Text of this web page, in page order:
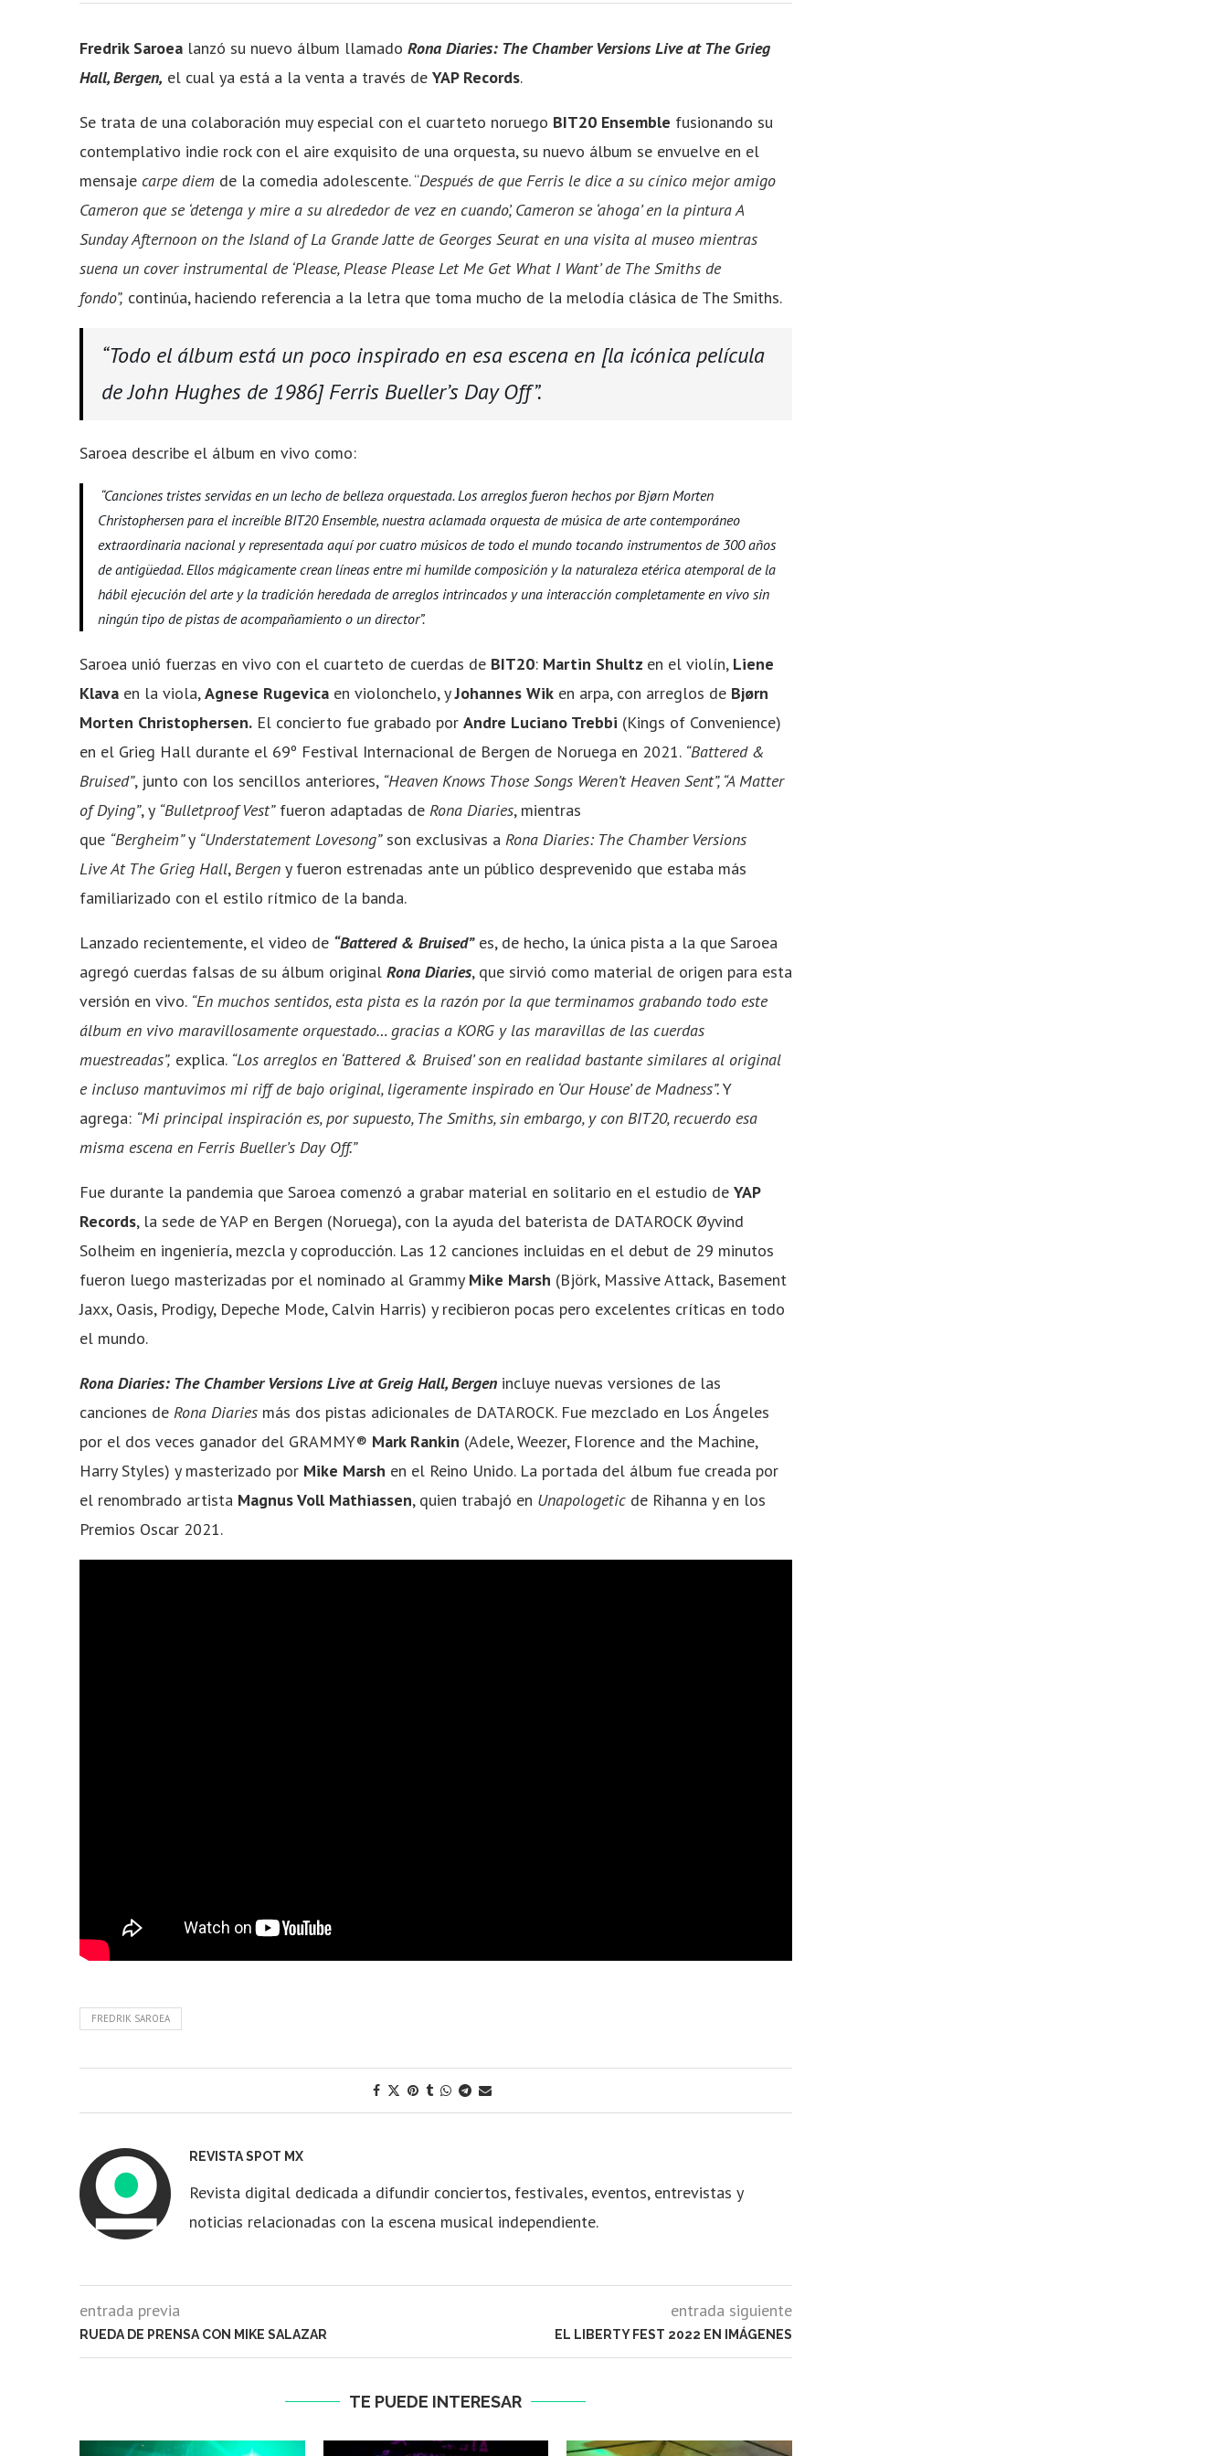
Fredrik Saroea lanzó su nuevo álbum llamado Rona Diaries: The Chamber Versions Live at The Grieg
Hall, Bergen, el cual ya está a la venta a través de YAP Records.
Se trata de una colaboración muy especial con el cuarteto noruego BIT20 Ensemble fusionando su
contemplativo indie rock con el aire exquisito de una orquesta, su nuevo álbum se envuelve en el
mensaje carpe diem de la comedia adolescente. “Después de que Ferris le dice a su cínico mejor amigo
Cameron que se ‘detenga y mire a su alrededor de vez en cuando’, Cameron se ‘ahoga’ en la pintura A
Sunday Afternoon on the Island of La Grande Jatte de Georges Seurat en una visita al museo mientras
suena un cover instrumental de ‘Please, Please Please Let Me Get What I Want’ de The Smiths de
fondo”, continúa, haciendo referencia a la letra que toma mucho de la melodía clásica de The Smiths.
“Todo el álbum está un poco inspirado en esa escena en [la icónica película
de John Hughes de 1986] Ferris Bueller’s Day Off”.
Saroea describe el álbum en vivo como:
“Canciones tristes servidas en un lecho de belleza orquestada. Los arreglos fueron hechos por Bjørn Morten
Christophersen para el increíble BIT20 Ensemble, nuestra aclamada orquesta de música de arte contemporáneo
extraordinaria nacional y representada aquí por cuatro músicos de todo el mundo tocando instrumentos de 300 años
de antigüedad. Ellos mágicamente crean líneas entre mi humilde composición y la naturaleza etérica atemporal de la
hábil ejecución del arte y la tradición heredada de arreglos intrincados y una interacción completamente en vivo sin
ningún tipo de pistas de acompañamiento o un director”.
Saroea unió fuerzas en vivo con el cuarteto de cuerdas de BIT20: Martin Shultz en el violín, Liene
Klava en la viola,Agnese Rugevica en violonchelo, yJohannes Wik en arpa, con arreglos de Bjørn
Morten Christophersen. El concierto fue grabado por Andre Luciano Trebbi (Kings of Convenience)
en el Grieg Hall durante el 69º Festival Internacional de Bergen de Noruega en 2021. “Battered &
Bruised”, junto con los sencillos anteriores, “Heaven Knows Those Songs Weren’t Heaven Sent”, “A Matter
of Dying”, y “Bulletproof Vest”fueron adaptadas de Rona Diaries, mientras
que “Bergheim”y “Understatement Lovesong”son exclusivas a Rona Diaries: The Chamber Versions
Live At The Grieg Hall,Bergen y fueron estrenadas ante un público desprevenido que estaba más
familiarizado con el estilo rítmico de la banda.
Lanzado recientemente, el video de “Battered & Bruised”es, de hecho, la única pista a la que Saroea
agregó cuerdas falsas de su álbum original Rona Diaries, que sirvió como material de origen para esta
versión en vivo. “En muchos sentidos, esta pista es la razón por la que terminamos grabando todo este
álbum en vivo maravillosamente orquestado… gracias a KORG y las maravillas de las cuerdas
muestreadas”, explica. “Los arreglos en ‘Battered & Bruised’ son en realidad bastante similares al original
e incluso mantuvimos mi riff de bajo original, ligeramente inspirado en ‘Our House’ de Madness”.Y
agrega: “Mi principal inspiración es, por supuesto, The Smiths, sin embargo, y con BIT20, recuerdo esa
misma escena en Ferris Bueller’s Day Off.”
Fue durante la pandemia que Saroea comenzó a grabar material en solitario en el estudio de YAP
Records, la sede de YAP en Bergen (Noruega), con la ayuda del baterista de DATAROCK Øyvind
Solheim en ingeniería, mezcla y coproducción. Las 12 canciones incluidas en el debut de 29 minutos
fueron luego masterizadas por el nominado al Grammy Mike Marsh (Björk, Massive Attack, Basement
Jaxx, Oasis, Prodigy, Depeche Mode, Calvin Harris) y recibieron pocas pero excelentes críticas en todo
el mundo.
Rona Diaries: The Chamber Versions Live at Greig Hall, Bergen incluye nuevas versiones de las
canciones de Rona Diaries más dos pistas adicionales de DATAROCK. Fue mezclado en Los Ángeles
por el dos veces ganador del GRAMMY® Mark Rankin (Adele, Weezer, Florence and the Machine,
Harry Styles) y masterizado por Mike Marsh en el Reino Unido. La portada del álbum fue creada por
el renombrado artista Magnus Voll Mathiassen, quien trabajó en Unapologetic de Rihanna y en los
Premios Oscar 2021.
FREDRIK SAROEA
REVISTA SPOT MX
Revista digital dedicada a difundir conciertos, festivales, eventos, entrevistas y
noticias relacionadas con la escena musical independiente.
entrada previa
RUEDA DE PRENSA CON MIKE SALAZAR
entrada siguiente
EL LIBERTY FEST 2022 EN IMÁGENES
TE PUEDE INTERESAR